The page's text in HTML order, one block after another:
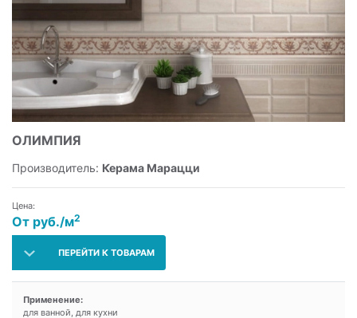
ОЛИМПИЯ
Производитель: Керама Марацци
Цена:
От руб./м2
ПЕРЕЙТИ К ТОВАРАМ
Применение:
для ванной, для кухни